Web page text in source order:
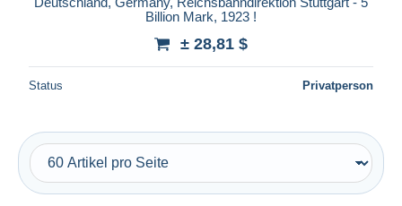
Billion Mark, 1923 !
± 28,81 $
Status Privatperson